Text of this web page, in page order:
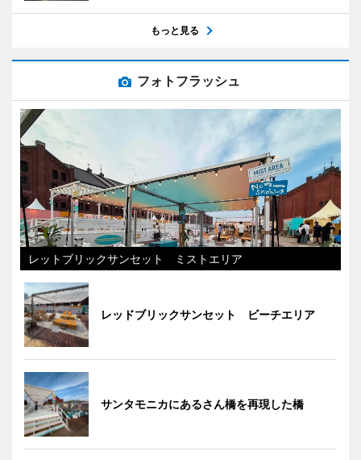
もっと見る
フォトフラッシュ
レットブリックサンセット ミストエリア
レッドブリックサンセット ビーチエリア
サンタモニカにあるさん橋を再現した橋